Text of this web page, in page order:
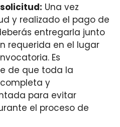
Una vez
y realizado el pago de
entregarla junto
requerida en el lugar
Es
de que toda la
y
para evitar
el proceso de